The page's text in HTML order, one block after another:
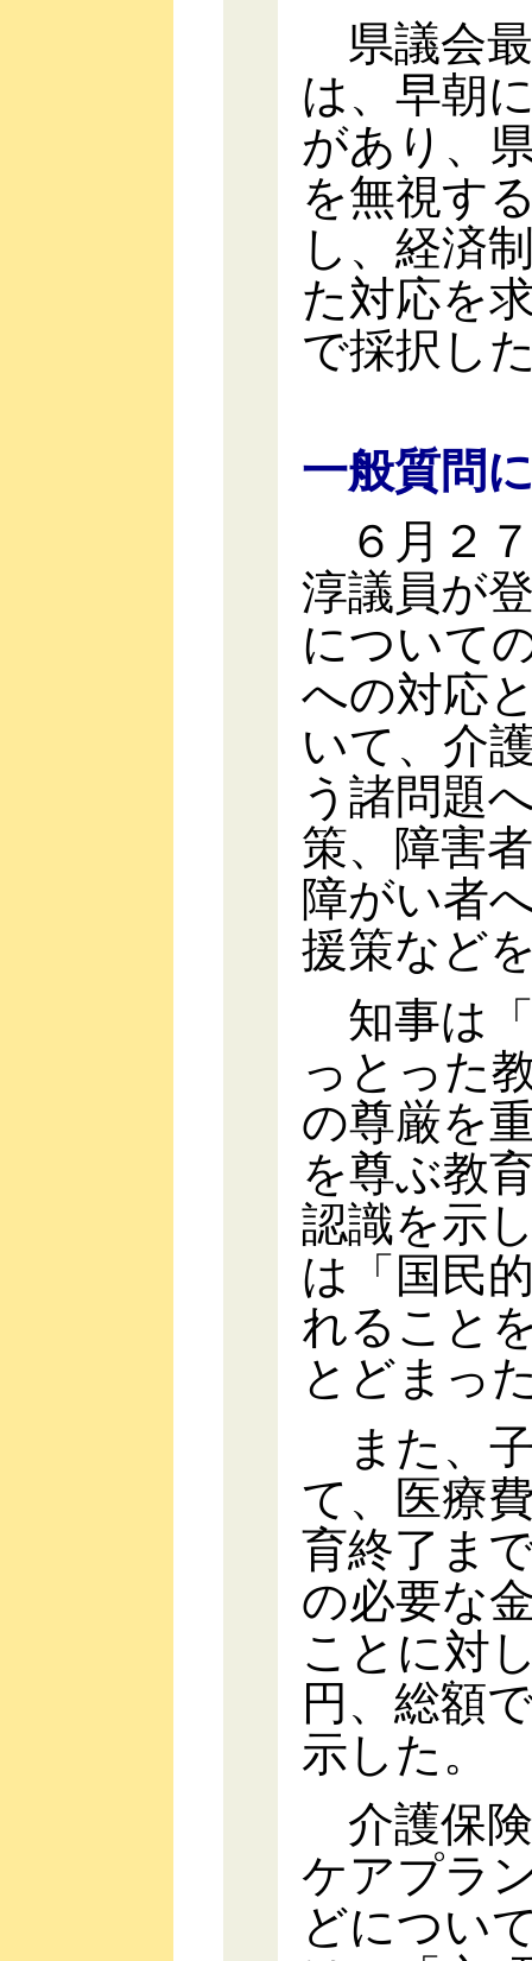
県議会
は、早朝
があり、
を無視す
し、経済
た対応を
で採択し
一般質問
６月２
淳議員が
について
への対応
いて、介
う諸問題
策、障害
障がい者
援策など
知事は
っとった
の尊厳を
を尊ぶ教
認識を示
は「国民
れること
とどまっ
また、
て、医療
育終了ま
の必要な
ことに対
円、総額
示した。
介護保
ケアプラ
どについ